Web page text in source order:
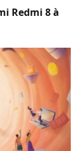
Redmi 8 à